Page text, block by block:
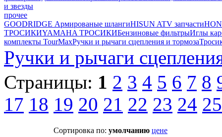
и звезды
прочее
GOODRIDGE Армированые шлангиHISUN ATV запчасти
ТРОСИКИYAMAHA ТРОСИКИБензиновые фильтрыИглы
комплекты TourMaxРучки и рычаги сцепления и тормоза
Ручки и рычаги
Страницы: 1 2 3 4 5 6 7 8
17 18 19 20 21 22 23 24 25
Сортировка по: умолчанию цене